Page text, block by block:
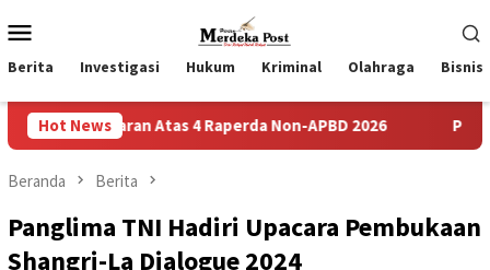
ke
kontenMobile
Berita Investigasi Hukum Kriminal Olahraga Bisnis
Hot News
Atas 4 Raperda Non-APBD 2026 Pemdes Bulusari
Beranda Berita
Panglima TNI Hadiri Upacara Pembukaan
Shangri-La Dialogue 2024